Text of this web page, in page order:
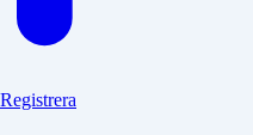
Registrera